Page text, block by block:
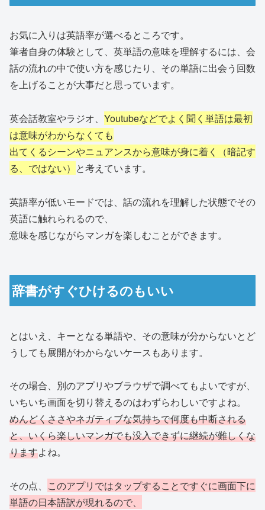
お気に入りは英語率が選べるところです。
筆者自身の体験として、英単語の意味を理解するには、会
話の流れの中で使い方を感じたり、その単語に出会う回数
を上げることが大事だと思っています。
英会話教室やラジオ、 Youtubeなどでよく聞く単語は最初
は意味がわからなくても
出てくるシーンやニュアンスから意味が身に着く（暗記す
る、ではない） と考えています。
英語率が低いモードでは、話の流れを理解した状態でその
英語に触れられるので、
意味を感じながらマンガを楽しむことができます。
辞書がすぐひけるのもいい
とはいえ、キーとなる単語や、その意味が分からないとど
うしても展開がわからないケースもあります。
その場合、別のアプリやブラウザで調べてもよいですが、
いちいち画面を切り替えるのはわずらわしいですよね。
めんどくささやネガティブな気持ちで何度も中断される
と、いくら楽しいマンガでも没入できずに継続が難しくな
りますよね。
その点、 このアプリではタップすることですぐに画面下に
単語の日本語訳が現れるので、